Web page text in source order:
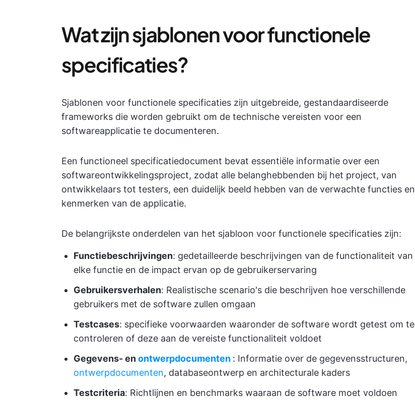
Wat zijn sjablonen voor functionele
specificaties?
Sjablonen voor functionele specificaties zijn uitgebreide, gestandaardiseerde
frameworks die worden gebruikt om de technische vereisten voor een
softwareapplicatie te documenteren.
Een functioneel specificatiedocument bevat essentiële informatie over een
softwareontwikkelingsproject, zodat alle belanghebbenden bij het project, van
ontwikkelaars tot testers, een duidelijk beeld hebben van de verwachte functies en
kenmerken van de applicatie.
De belangrijkste onderdelen van het sjabloon voor functionele specificaties zijn:
Functiebeschrijvingen: gedetailleerde beschrijvingen van de functionaliteit van
elke functie en de impact ervan op de gebruikerservaring
Gebruikersverhalen: Realistische scenario's die beschrijven hoe verschillende
gebruikers met de software zullen omgaan
Testcases: specifieke voorwaarden waaronder de software wordt getest om te
controleren of deze aan de vereiste functionaliteit voldoet
Gegevens- enontwerpdocumenten : Informatie over de gegevensstructuren,
ontwerpdocumenten, databaseontwerp en architecturale kaders
Testcriteria: Richtlijnen en benchmarks waaraan de software moet voldoen